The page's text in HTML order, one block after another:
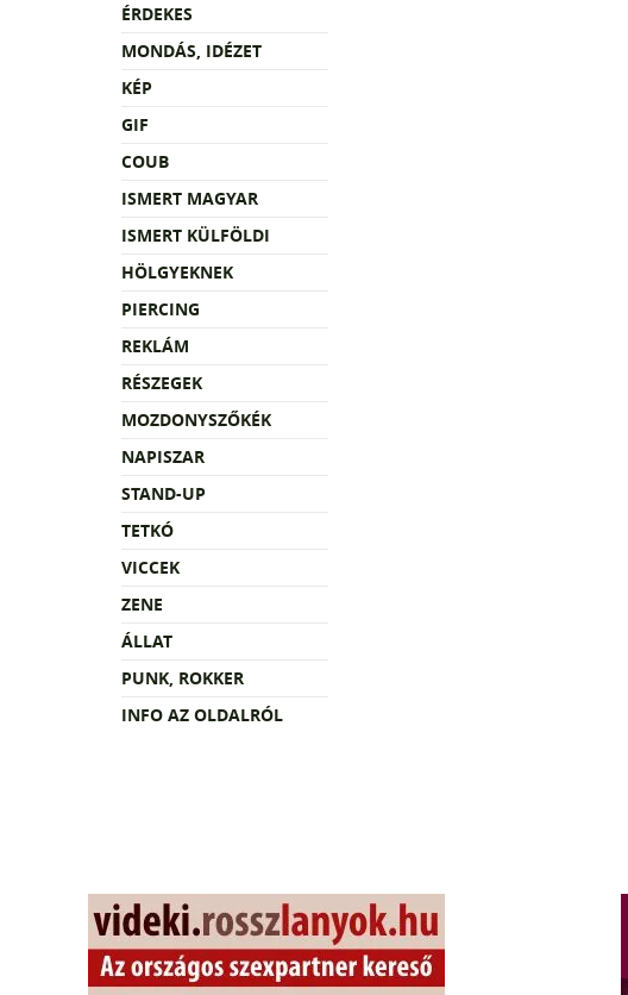
ÉRDEKES
MONDÁS, IDÉZET
KÉP
GIF
COUB
ISMERT MAGYAR
ISMERT KÜLFÖLDI
HÖLGYEKNEK
PIERCING
REKLÁM
RÉSZEGEK
MOZDONYSZŐKÉK
NAPISZAR
STAND-UP
TETKÓ
VICCEK
ZENE
ÁLLAT
PUNK, ROKKER
INFO AZ OLDALRÓL